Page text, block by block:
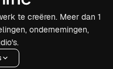
te creëren. Meer dan 1
ondernemingen,